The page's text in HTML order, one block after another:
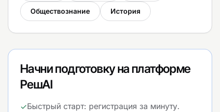
Обществознание История
Начни подготовку на платформе
РешAI
✓Быстрый старт: регистрация за минуту.